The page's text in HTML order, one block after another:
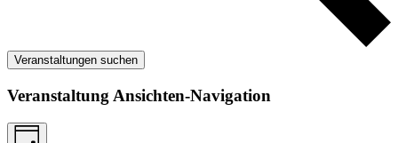
Veranstaltungen suchen
Veranstaltung Ansichten-Navigation